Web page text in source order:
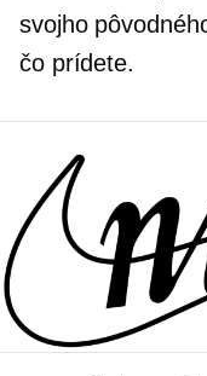
svojho
čo prídete.